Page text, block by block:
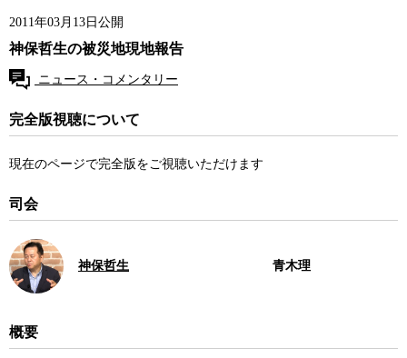
2011年03月13日公開
神保哲生の被災地現地報告
ニュース・コメンタリー
完全版視聴について
現在のページで完全版をご視聴いただけます
司会
神保哲生 青木理
概要